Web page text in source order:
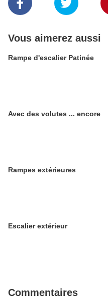
Vous aimerez aussi
Rampe d'escalier Patinée
Avec des volutes ... encore
Rampes extérieures
Escalier extérieur
Commentaires